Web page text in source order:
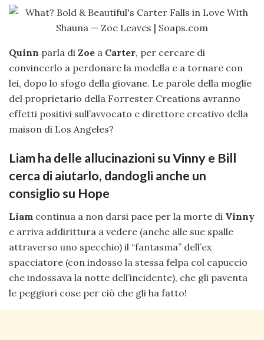
Quinn parla di Zoe a Carter, per cercare di
convincerlo a perdonare la modella e a tornare con
lei, dopo lo sfogo della giovane. Le parole della moglie
del proprietario della Forrester Creations avranno
effetti positivi sull’avvocato e direttore creativo della
maison di Los Angeles?
Liam ha delle allucinazioni su Vinny e Bill
cerca di aiutarlo, dandogli anche un
consiglio su Hope
Liam continua a non darsi pace per la morte di Vinny
e arriva addirittura a vedere (anche alle sue spalle
attraverso uno specchio) il “fantasma” dell’ex
spacciatore (con indosso la stessa felpa col capuccio
che indossava la notte dell’incidente), che gli paventa
le peggiori cose per ciò che gli ha fatto!